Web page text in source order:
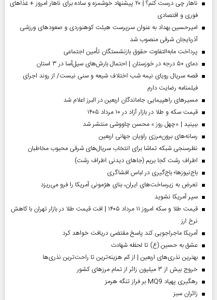
ناهار چی درست کنم؟ | ۲۰ پیشنهاد خوشمزه و ساده برای ناهار امروز + غذاهای
فوری و اقتصادی
امیرحسین بهداد به عنوان سرپرست هیئت کوهنوردی و صعودهای ورزشی
آذربایجان شرقی منصوب شد
پرداخت مابه‌التفاوت حقوق بازنشستگان تأمین اجتماعی
دمای ۵۰ درجه در خوزستان | احتمال بارش‌های سیل‌آسا در ۳ استان
قصه سریال رویای نیمه شب اختلاف شیعه و سنی نیست/ از روند اجرای
فیلمنامه رضایت دارم
مسیر‌های راهپیمایی جاماندگان اربعین در البرز اعلام شد
قیمت سکه و طلا در بازار آزاد در ۱۰ مرداد ۱۴۰۵
ببینید | «چهل روز » محسن چاووشی منتشر شد
رسانه‌های برون‌مرزی راویان جهانی اربعین
نظرسنجی شبکه تماشا برای انتخاب سریال‌های شرقی محبوب مخاطبان
اطراف رشت کجا بریم (جاهای دیدنی اطراف رشت)
باج‌نیوزها؛ باج‌گیری در لباس افشاگری
تعرض به زیرساخت‌های ایران، بنای هژمونی آمریکا را فرو می‌ریزد
سپر آمریکا نشوید
قیمت طلا و سکه امروز ۱۱ مرداد ۱۴۰۵ | افت قیمت طلا در بازار تهران با کاهش
نرخ ارز
آمریکا ماجراجویی کند پاسخ مقتضی دریافت خواهد کرد
عشق به حسین (ع) تا لحظه شهادت
بهترین نذری‌های اربعین | از کم هزینه‌ترین تا راحت‌ترین نذری‌ها
خروج بیش از ۳ میلیون زائر از تمام مرز‌های کشور
رهگیری پهپاد MQ9 بر فراز تنگه هرمز
‌زائران سبز